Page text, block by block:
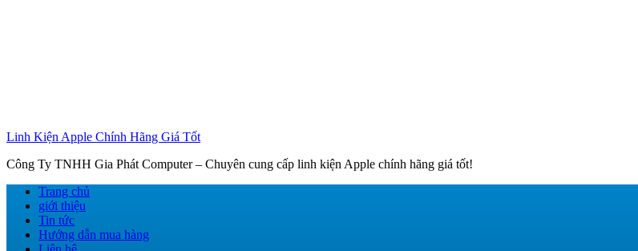
Linh Kiện Apple Chính Hãng Giá Tốt
Công Ty TNHH Gia Phát Computer – Chuyên cung cấp linh kiện Apple chính hãng giá tốt!
Trang chủ
giới thiệu
Tin tức
Hướng dẫn mua hàng